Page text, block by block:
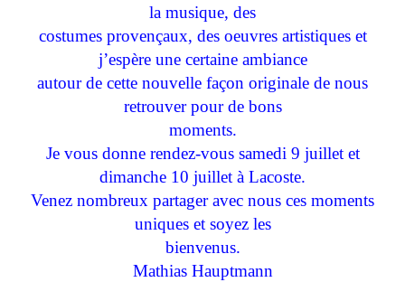
la musique, des
costumes provençaux, des oeuvres artistiques et
j’espère une certaine ambiance
autour de cette nouvelle façon originale de nous
retrouver pour de bons
moments.
Je vous donne rendez-vous samedi 9 juillet et
dimanche 10 juillet à Lacoste.
Venez nombreux partager avec nous ces moments
uniques et soyez les
bienvenus.
Mathias Hauptmann